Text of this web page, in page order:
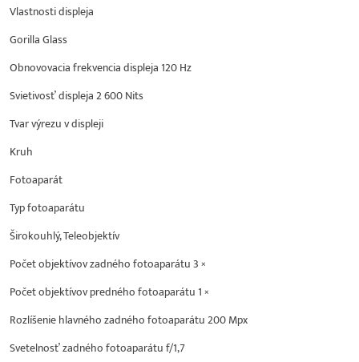
Vlastnosti displeja
Gorilla Glass
Obnovovacia frekvencia displeja 120 Hz
Svietivosť displeja 2 600 Nits
Tvar výrezu v displeji
Kruh
Fotoaparát
Typ fotoaparátu
Širokouhlý, Teleobjektív
Počet objektívov zadného fotoaparátu 3 ×
Počet objektívov predného fotoaparátu 1 ×
Rozlíšenie hlavného zadného fotoaparátu 200 Mpx
Svetelnosť zadného fotoaparátu f/1,7